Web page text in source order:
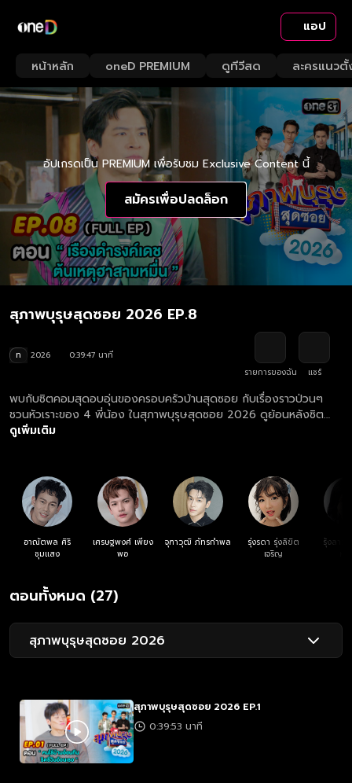
แอป
หน้าหลัก oneD PREMIUM ดูทีวีสด ละครแนวตั้
อัปเกรดเป็น PREMIUM เพื่อรับชม Exclusive Content นี้
สมัครเพื่อปลดล็อก
สุภาพบุรุษสุดซอย 2026 EP.8
ท 2026
0:39:47 นาที
รายการของฉัน
แชร์
พบกับซิตคอมสุดอบอุ่นของครอบครัวบ้านสุดซอย กับเรื่องราวป่วนๆ
ชวนหัวเราะของ 4 พี่น้อง ในสุภาพบุรุษสุดซอย 2026 ดูย้อนหลังซิต
คอม สุภาพบุรุษสุดซอย 2026 ตอนล่าสุด ที่แรก ที่เดียว ทุกวันเสาร์
ดูเพิ่มเติม
อาณัตพล ศิริ
ชุมแสง
เศรษฐพงศ์ เพียง
พอ
จุฑาวุฒิ ภัทรกำพล
รุ่งรดา รุ่งลิขิต
เจริญ
รุ้งลาวั
ตอนทั้งหมด (27)
สุภาพบุรุษสุดซอย 2026
สุภาพบุรุษสุดซอย 2026 EP.1
0:39:53 นาที